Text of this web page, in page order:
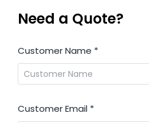
Need a Quote?
Customer Name *
Customer Email *